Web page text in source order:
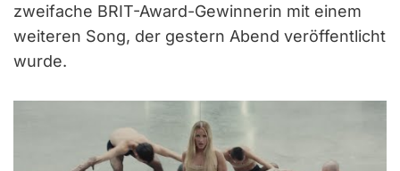
zweifache BRIT-Award-Gewinnerin mit einem
weiteren Song, der gestern Abend veröffentlicht
wurde.